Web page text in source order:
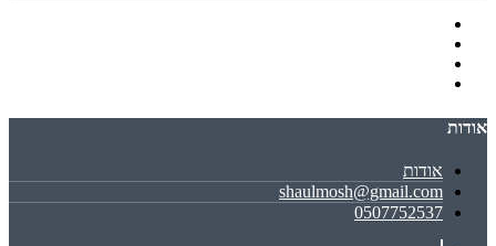
אודות
אודות
shaulmosh@gmail.com
0507752537